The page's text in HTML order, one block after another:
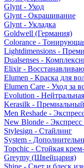
Glynt - Уход
Glynt - Окрашивание
Glynt - Укладка
Goldwell (Германия)
Colorance -
Lightdimensions -
Dualsenses -
Elixir -
Elumen - Краска для
Elumen Care - Уход за
Evolution -
Kerasilk - Премиальный
Men Reshade -
New Blonde -
Stylesign - Стайлинг
System -
Topchic - Стойкая
Greymy (Швейцария)
Shine - Свет и блеск